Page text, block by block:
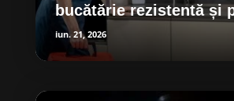
bucătărie rezistentă și
iun. 21, 2026